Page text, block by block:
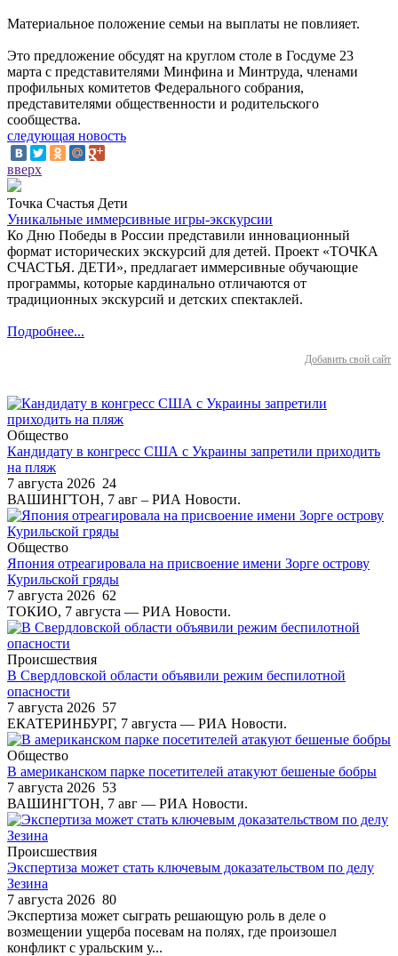
Материальное положение семьи на выплаты не повлияет.
Это предложение обсудят на круглом столе в Госдуме 23
марта с представителями Минфина и Минтруда, членами
профильных комитетов Федерального собрания,
представителями общественности и родительского
сообщества.
следующая новость
вверх
Точка Счастья Дети
Уникальные иммерсивные игры-экскурсии
Ко Дню Победы в России представили инновационный
формат исторических экскурсий для детей. Проект «ТОЧКА
СЧАСТЬЯ. ДЕТИ», предлагает иммерсивные обучающие
программы, которые кардинально отличаются от
традиционных экскурсий и детских спектаклей.
Подробнее...
Добавить свой сайт
Общество
Кандидату в конгресс США с Украины запретили приходить
на пляж
7 августа 2026 24
ВАШИНГТОН, 7 авг – РИА Новости.
Общество
Япония отреагировала на присвоение имени Зорге острову
Курильской гряды
7 августа 2026 62
ТОКИО, 7 августа — РИА Новости.
Происшествия
В Свердловской области объявили режим беспилотной
опасности
7 августа 2026 57
ЕКАТЕРИНБУРГ, 7 августа — РИА Новости.
Общество
В американском парке посетителей атакуют бешеные бобры
7 августа 2026 53
ВАШИНГТОН, 7 авг — РИА Новости.
Происшествия
Экспертиза может стать ключевым доказательством по делу
Зезина
7 августа 2026 80
Экспертиза может сыграть решающую роль в деле о
возмещении ущерба посевам на полях, где произошел
конфликт с уральским у...